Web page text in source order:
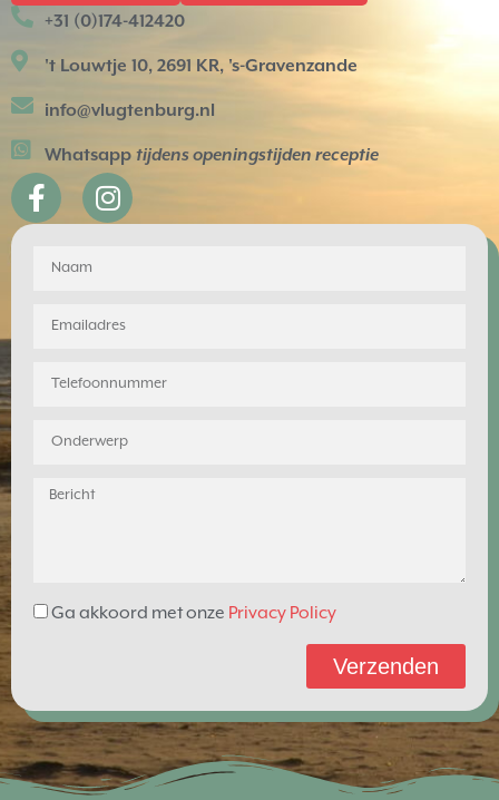
+31 (0)174-412420
't Louwtje 10, 2691 KR, 's-Gravenzande
info@vlugtenburg.nl
Whatsapp tijdens openingstijden receptie
Ga akkoord met onze Privacy Policy
Verzenden